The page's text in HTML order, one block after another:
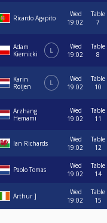
Ricardo Agapito
Wed
19:02
Table
7
Adam
Kiernicki
L
Wed
19:02
Table
8
Karin
Roijen
L
Wed
19:02
Table
10
Arzhang
Hemami
Wed
19:02
Table
11
Ian Richards
Wed
19:02
Table
12
Paolo Tomas
Wed
19:02
Table
14
Arthur ]
Wed
19:02
Table
15